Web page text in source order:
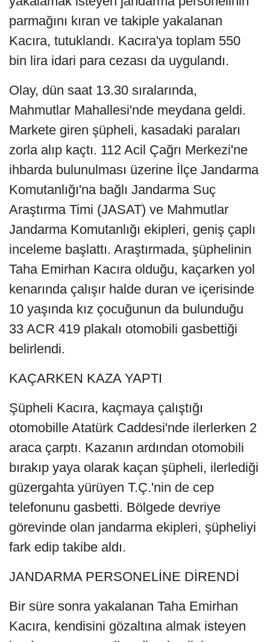
parmağını kıran ve takiple yakalanan
Kacıra, tutuklandı. Kacıra'ya toplam 550
bin lira idari para cezası da uygulandı.
Olay, dün saat 13.30 sıralarında,
Mahmutlar Mahallesi'nde meydana geldi.
Markete giren şüpheli, kasadaki paraları
zorla alıp kaçtı. 112 Acil Çağrı Merkezi'ne
ihbarda bulunulması üzerine İlçe Jandarma
Komutanlığı'na bağlı Jandarma Suç
Araştırma Timi (JASAT) ve Mahmutlar
Jandarma Komutanlığı ekipleri, geniş çaplı
inceleme başlattı. Araştırmada, şüphelinin
Taha Emirhan Kacıra olduğu, kaçarken yol
kenarında çalışır halde duran ve içerisinde
10 yaşında kız çocuğunun da bulunduğu
33 ACR 419 plakalı otomobili gasbettiği
belirlendi.
KAÇARKEN KAZA YAPTI
Şüpheli Kacıra, kaçmaya çalıştığı
otomobille Atatürk Caddesi'nde ilerlerken 2
araca çarptı. Kazanın ardından otomobili
bırakıp yaya olarak kaçan şüpheli, ilerlediği
güzergahta yürüyen T.Ç.'nin de cep
telefonunu gasbetti. Bölgede devriye
görevinde olan jandarma ekipleri, şüpheliyi
fark edip takibe aldı.
JANDARMA PERSONELİNE DİRENDİ
Bir süre sonra yakalanan Taha Emirhan
Kacıra, kendisini gözaltına almak isteyen